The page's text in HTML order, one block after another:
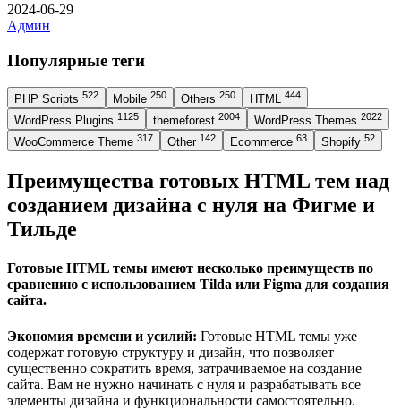
2024-06-29
Админ
Популярные теги
PHP Scripts 522 Mobile 250 Others 250 HTML 444
WordPress Plugins 1125 themeforest 2004 WordPress Themes 2022
WooCommerce Theme 317 Other 142 Ecommerce 63 Shopify 52
Преимущества готовых HTML тем над
созданием дизайна с нуля на Фигме и
Тильде
Готовые HTML темы имеют несколько преимуществ по
сравнению с использованием Tilda или Figma для создания
сайта.
Экономия времени и усилий: Готовые HTML темы уже
содержат готовую структуру и дизайн, что позволяет
существенно сократить время, затрачиваемое на создание
сайта. Вам не нужно начинать с нуля и разрабатывать все
элементы дизайна и функциональности самостоятельно.